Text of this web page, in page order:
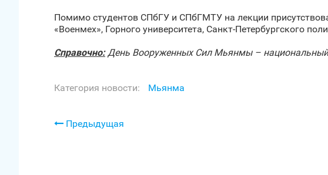
Помимо студентов СПбГУ и СПбГМТУ на лекции
«Военмех», Горного университета, Санкт‑Петербургского
Справочно:День Вооруженных Сил Мьянмы –
Категория новости: Мьянма
Предыдущая